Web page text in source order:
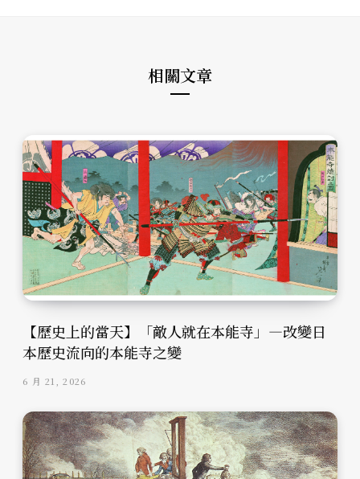
相關文章
【歷史上的當天】「敵人就在本能寺」—改變日
本歷史流向的本能寺之變
6 月 21, 2026